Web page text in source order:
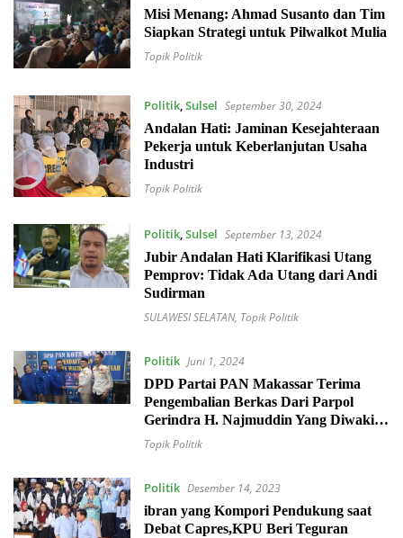
Misi Menang: Ahmad Susanto dan Tim
Siapkan Strategi untuk Pilwalkot Mulia
Topik Politik
Politik,Sulsel September 30, 2024
Andalan Hati: Jaminan Kesejahteraan
Pekerja untuk Keberlanjutan Usaha
Industri
Topik Politik
Politik,Sulsel September 13, 2024
Jubir Andalan Hati Klarifikasi Utang
Pemprov: Tidak Ada Utang dari Andi
Sudirman
SULAWESI SELATAN, Topik Politik
Politik Juni 1, 2024
DPD Partai PAN Makassar Terima
Pengembalian Berkas Dari Parpol
Gerindra H. Najmuddin Yang Diwakili
Tim
Topik Politik
Politik Desember 14, 2023
ibran yang Kompori Pendukung saat
Debat Capres,KPU Beri Teguran